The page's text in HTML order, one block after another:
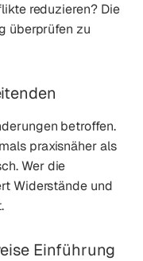
reduzieren? Die
überprüfen zu
betroffen.
praxisnäher als
Wer die
Widerstände und
Einführung